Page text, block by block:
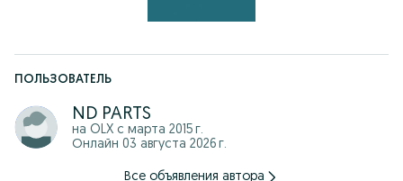
г. Астана пр. Кабанбай Батыра, 58Б, ЖК "Экспо Бульвар
ПОЛЬЗОВАТЕЛЬ
ND PARTS
на OLX с марта 2015 г.
Онлайн 03 августа 2026 г.
Все объявления автора